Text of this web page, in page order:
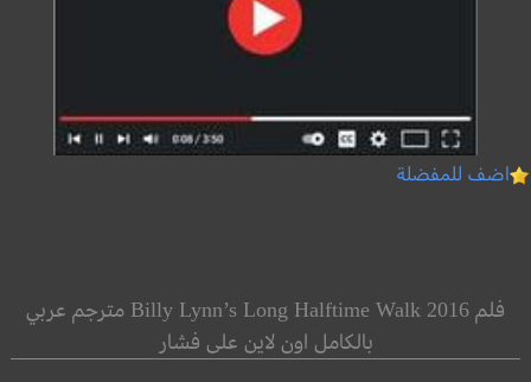
اضف للمفضلة
فلم Billy Lynn’s Long Halftime Walk 2016 مترجم عربي
بالكامل اون لاين على فشار